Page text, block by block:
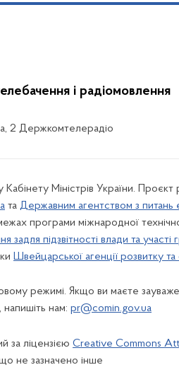
і радіомовлення
2 Держкомтелерадіо
Кабінету Міністрів України. Проєкт
та Державним агентством з питань
програми міжнародної
задля підзвітності влади та участі
Швейцарської агенції розвитку та
режимі. Якщо ви маєте
напишіть нам: pr@comin.gov.ua
за ліцензією Creative Commons
не зазначено інше